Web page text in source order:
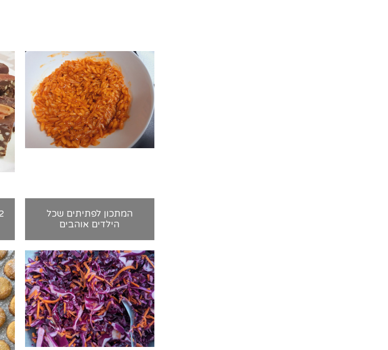
המתכון לפתיתים שכל
הילדים אוהבים